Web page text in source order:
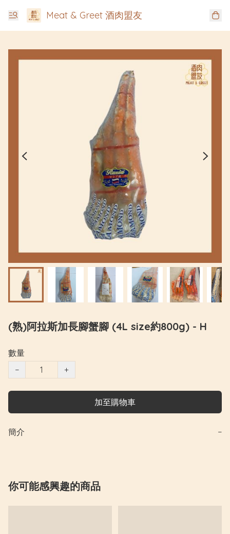
Meat & Greet 酒肉盟友
(熟)阿拉斯加長腳蟹腳 (4L size約800g) - H
數量
−
+
加至購物車
簡介 −
你可能感興趣的商品